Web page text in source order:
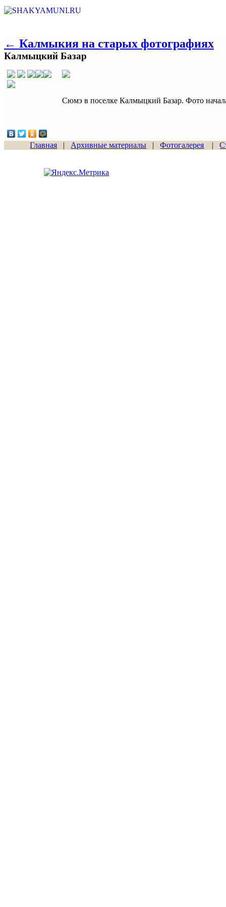
← Калмыкия на старых фотографиях
Калмыцкий Базар
Сюмэ в поселке Калмыцкий Базар. Фото
Главная | Архивные материалы |Фотогалерея |